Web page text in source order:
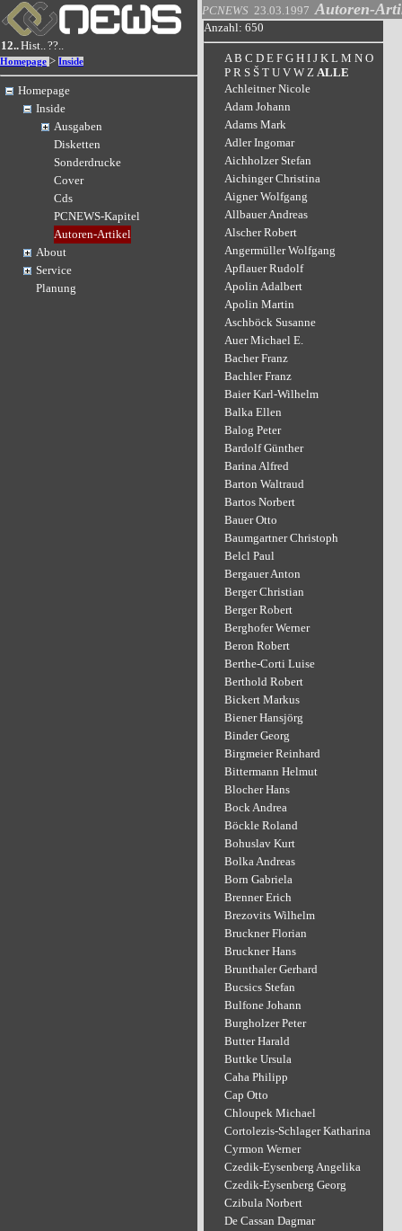
12..Hist..??..
Homepage > Inside
Homepage
Inside
Ausgaben
Disketten
Sonderdrucke
Cover
Cds
PCNEWS-Kapitel
Autoren-Artikel
About
Service
Planung
PCNEWS 23.03.1997 Autoren-
Anzahl: 650
A B C D E F G H I J K L M N O
P R S Š T U V W Z ALLE
Achleitner Nicole
Adam Johann
Adams Mark
Adler Ingomar
Aichholzer Stefan
Aichinger Christina
Aigner Wolfgang
Allbauer Andreas
Alscher Robert
Angermüller Wolfgang
Apflauer Rudolf
Apolin Adalbert
Apolin Martin
Aschböck Susanne
Auer Michael E.
Bacher Franz
Bachler Franz
Baier Karl-Wilhelm
Balka Ellen
Balog Peter
Bardolf Günther
Barina Alfred
Barton Waltraud
Bartos Norbert
Bauer Otto
Baumgartner Christoph
Belcl Paul
Bergauer Anton
Berger Christian
Berger Robert
Berghofer Werner
Beron Robert
Berthe-Corti Luise
Berthold Robert
Bickert Markus
Biener Hansjörg
Binder Georg
Birgmeier Reinhard
Bittermann Helmut
Blocher Hans
Bock Andrea
Böckle Roland
Bohuslav Kurt
Bolka Andreas
Born Gabriela
Brenner Erich
Brezovits Wilhelm
Bruckner Florian
Bruckner Hans
Brunthaler Gerhard
Bucsics Stefan
Bulfone Johann
Burgholzer Peter
Butter Harald
Buttke Ursula
Caha Philipp
Cap Otto
Chloupek Michael
Cortolezis-Schlager Katharina
Cyrmon Werner
Czedik-Eysenberg Angelika
Czedik-Eysenberg Georg
Czibula Norbert
De Cassan Dagmar